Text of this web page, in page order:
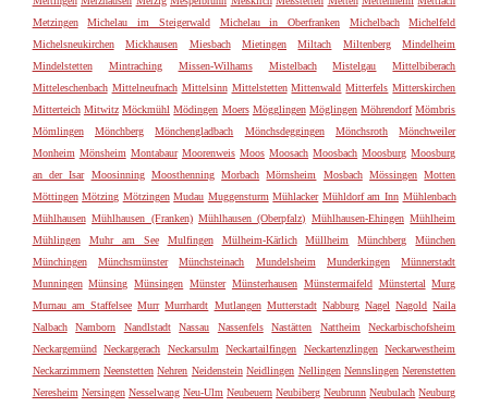
Metzingen
Michelau im Steigerwald Michelau in Oberfranken Michelbach
Michelfeld
Michelsneukirchen
Mickhausen Miesbach Mietingen Miltach Miltenberg
Mindelheim
Mindelstetten
Mintraching Missen-Wilhams Mistelbach Mistelgau
Mittelbiberach
Mitteleschenbach Mittelneufnach Mittelsinn Mittelstetten Mittenwald Mitterfels Mitterskirchen
Mitterteich Mitwitz Möckmühl Mödingen Moers Mögglingen Möglingen Möhrendorf Mömbris
Mömlingen
Mönchberg Mönchengladbach Mönchsdeggingen Mönchsroth
Mönchweiler
Monheim Mönsheim Montabaur Moorenweis Moos Moosach Moosbach Moosburg Moosburg
an der Isar
Moosinning Moosthenning Morbach Mörnsheim Mosbach Mössingen Motten
Möttingen Mötzing Mötzingen Mudau Muggensturm Mühlacker Mühldorf am Inn Mühlenbach
Mühlhausen Mühlhausen (Franken) Mühlhausen (Oberpfalz) Mühlhausen-Ehingen Mühlheim
Mühlingen
Muhr am See Mulfingen Mülheim-Kärlich Müllheim Münchberg
München
Münchingen
Münchsmünster Münchsteinach Mundelsheim Munderkingen
Münnerstadt
Munningen Münsing Münsingen Münster Münsterhausen Münstermaifeld Münstertal Murg
Murnau am Staffelsee Murr Murrhardt Mutlangen Mutterstadt Nabburg Nagel Nagold Naila
Nalbach
Namborn Nandlstadt Nassau Nassenfels Nastätten Nattheim
Neckarbischofsheim
Neckargemünd Neckargerach Neckarsulm Neckartailfingen Neckartenzlingen Neckarwestheim
Neckarzimmern Neenstetten Nehren Neidenstein Neidlingen Nellingen Nennslingen Nerenstetten
Neresheim Nersingen Nesselwang Neu-Ulm Neubeuern Neubiberg Neubrunn Neubulach Neuburg